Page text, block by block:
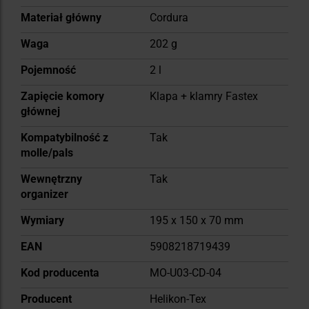
Materiał główny
Cordura
Waga
202 g
Pojemność
2 l
Zapięcie komory
głównej
Klapa + klamry Fastex
Kompatybilność z
molle/pals
Tak
Wewnętrzny
organizer
Tak
Wymiary
195 x 150 x 70 mm
EAN
5908218719439
Kod producenta
MO-U03-CD-04
Producent
Helikon-Tex